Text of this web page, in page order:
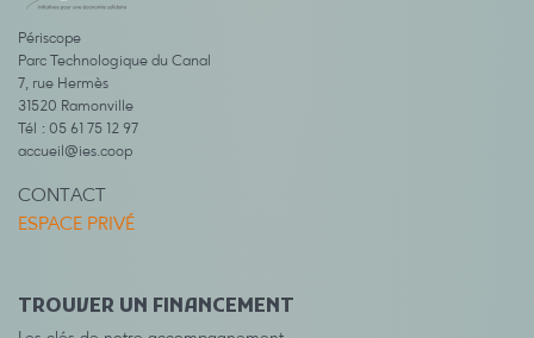
Périscope
Parc Technologique du Canal
7, rue Hermès
31520 Ramonville
Tél : 05 61 75 12 97
accueil@ies.coop
CONTACT
ESPACE PRIVÉ
TROUVER UN FINANCEMENT